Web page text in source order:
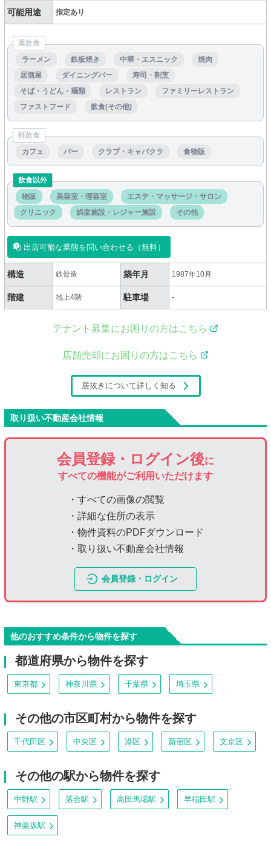
可能用途 指定あり
重飲食
ラーメン
鉄板焼き 中華・エスニック
焼肉
居酒屋
ダイニングバー
寿司・割烹
そば・うどん・麺類
レストラン
ファミリーレストラン
ファストフード
飲食(その他)
軽飲食
カフェ
バー クラブ・キャバクラ 食物販
飲食以外
物販
美容室・理容室
エステ・マッサージ・サロン
クリニック
娯楽施設・レジャー施設 その他
出店可能な業態を問い合わせる（無料）
構造 鉄骨造 築年月 1987年10月
階建 地上4階 駐車場 -
テナント募集にお困りの方はこちら
店舗売却にお困りの方はこちら
居抜きについて詳しく知る
取り扱い不動産会社情報
会員登録・ログイン後に
すべての機能がご利用いただけます
・すべての画像の閲覧
・詳細な住所の表示
・物件資料のPDFダウンロード
・取り扱い不動産会社情報
会員登録・ログイン
他のおすすめ条件から物件を探す
都道府県から物件を探す
東京都 神奈川県 千葉県 埼玉県
その他の市区町村から物件を探す
千代田区 中央区 港区 新宿区 文京区
その他の駅から物件を探す
中野駅 落合駅 高田馬場駅 早稲田駅
神楽坂駅